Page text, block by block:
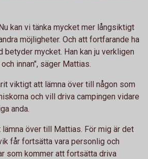
kan vi tänka mycket mer långsiktigt
möjligheter. Och att fortfarande ha
betyder mycket. Han kan ju verkligen
innan", säger Mattias.
viktigt att lämna över till någon som
och vill driva campingen vidare
anda.
över till Mattias. För mig är det
får fortsätta vara personlig och
som kommer att fortsätta driva